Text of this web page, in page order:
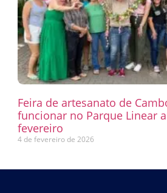
Feira de artesanato de
funcionar no Parque Linear
fevereiro
4 de fevereiro de 2026